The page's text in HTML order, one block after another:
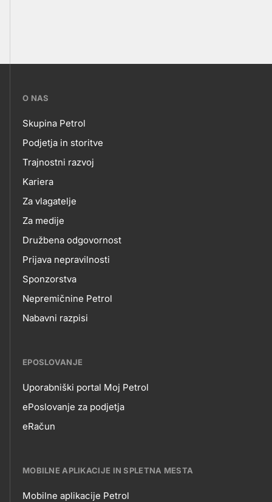
???
skupno.footer-
title???
O NAS
O
NAS
Skupina Petrol
Podjetja in storitve
Trajnostni razvoj
Kariera
Za vlagatelje
Za medije
Družbena odgovornost
Prijava nepravilnosti
Sponzorstva
Nepremičnine Petrol
Nabavni razpisi
EPOSLOVANJE
EPOSLOVANJE
Uporabniški portal Moj Petrol
ePoslovanje za podjetja
eRačun
MOBILNE APLIKACIJE IN SPLETNA MESTA
Mobilne aplikacije Petrol